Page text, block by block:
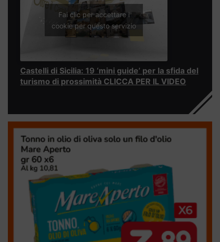
Fai clic per accettare i
cookie per questo servizio
Castelli di Sicilia: 19 ‘mini guide’ per la sfida del
turismo di prossimità CLICCA PER IL VIDEO